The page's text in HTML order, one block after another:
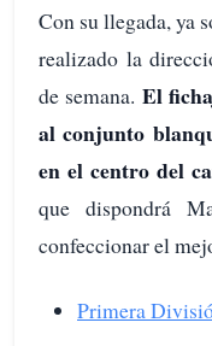
Con su llegada, ya
realizado la
de semana. El
al conjunto
en el centro del
que dispondrá
confeccionar el
Primera